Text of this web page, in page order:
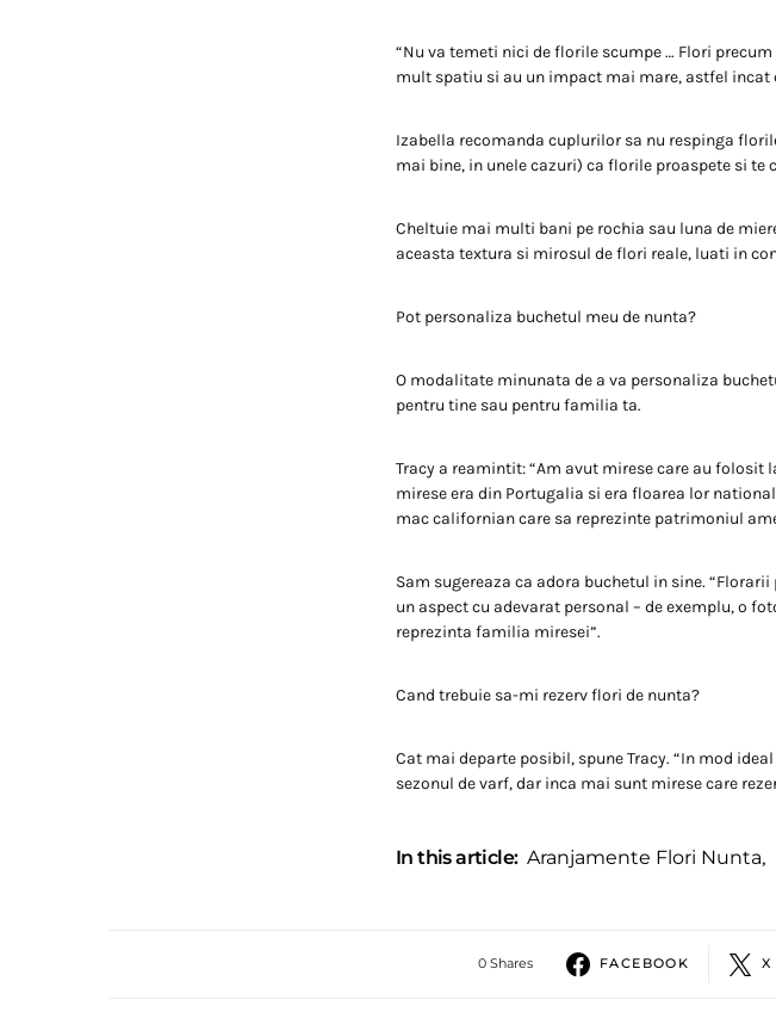
“Nu va temeti nici de florile scumpe … Flori
mult spatiu si au un impact mai mare, astfel incat
Izabella recomanda cuplurilor sa nu respinga
mai bine, in unele cazuri) ca florile proaspete si te
Cheltuie mai multi bani pe rochia sau luna de
aceasta textura si mirosul de flori reale, luati in
Pot personaliza buchetul meu de nunta?
O modalitate minunata de a va personaliza
pentru tine sau pentru familia ta.
Tracy a reamintit: “Am avut mirese care au
mirese era din Portugalia si era floarea lor
mac californian care sa reprezinte patrimoniul
Sam sugereaza ca adora buchetul in sine.
un aspect cu adevarat personal – de exemplu, o
reprezinta familia miresei”.
Cand trebuie sa-mi rezerv flori de nunta?
Cat mai departe posibil, spune Tracy. “In mod
sezonul de varf, dar inca mai sunt mirese care
In this article: Aranjamente Flori Nunta,
0 Shares FACEBOOK X